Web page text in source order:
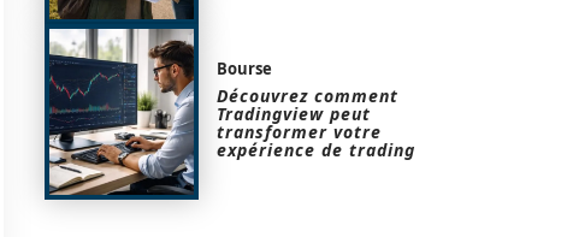
Bourse
Découvrez comment
Tradingview peut
transformer votre
expérience de trading